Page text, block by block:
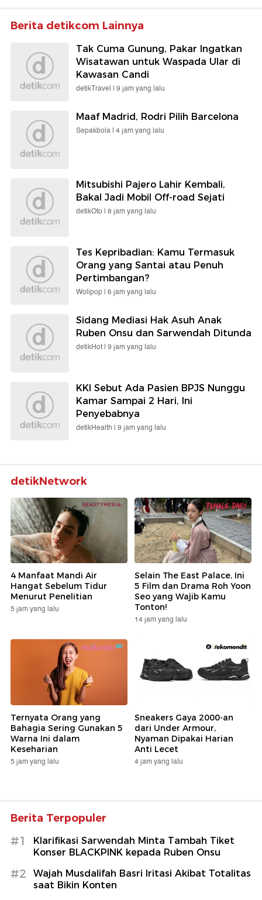
Berita detikcom Lainnya
Tak Cuma Gunung, Pakar Ingatkan
Wisatawan untuk Waspada Ular di
Kawasan Candi
detikTravel | 9 jam yang lalu
Maaf Madrid, Rodri Pilih Barcelona
Sepakbola | 4 jam yang lalu
Mitsubishi Pajero Lahir Kembali,
Bakal Jadi Mobil Off-road Sejati
detikOto | 8 jam yang lalu
Tes Kepribadian: Kamu Termasuk
Orang yang Santai atau Penuh
Pertimbangan?
Wolipop | 6 jam yang lalu
Sidang Mediasi Hak Asuh Anak
Ruben Onsu dan Sarwendah Ditunda
detikHot | 9 jam yang lalu
KKI Sebut Ada Pasien BPJS Nunggu
Kamar Sampai 2 Hari, Ini
Penyebabnya
detikHealth | 9 jam yang lalu
detikNetwork
4 Manfaat Mandi Air
Hangat Sebelum Tidur
Menurut Penelitian
5 jam yang lalu
Selain The East Palace, Ini
5 Film dan Drama Roh Yoon
Seo yang Wajib Kamu
Tonton!
14 jam yang lalu
Ternyata Orang yang
Bahagia Sering Gunakan 5
Warna Ini dalam
Keseharian
5 jam yang lalu
Sneakers Gaya 2000-an
dari Under Armour,
Nyaman Dipakai Harian
Anti Lecet
4 jam yang lalu
Berita Terpopuler
#1
Klarifikasi Sarwendah Minta Tambah Tiket
Konser BLACKPINK kepada Ruben Onsu
#2
Wajah Musdalifah Basri Iritasi Akibat Totalitas
saat Bikin Konten